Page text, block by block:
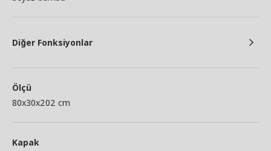
Diğer Fonksiyonlar
Ölçü
80x30x202 cm
Kapak